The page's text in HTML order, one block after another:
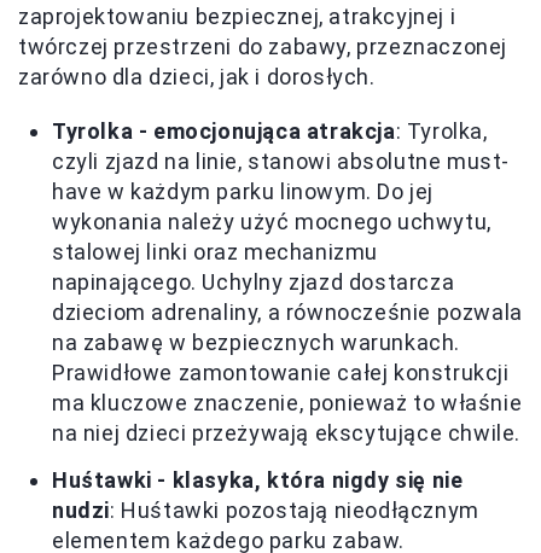
zaprojektowaniu bezpiecznej, atrakcyjnej i
twórczej przestrzeni do zabawy, przeznaczonej
zarówno dla dzieci, jak i dorosłych.
Tyrolka - emocjonująca atrakcja: Tyrolka,
czyli zjazd na linie, stanowi absolutne must-
have w każdym parku linowym. Do jej
wykonania należy użyć mocnego uchwytu,
stalowej linki oraz mechanizmu
napinającego. Uchylny zjazd dostarcza
dzieciom adrenaliny, a równocześnie pozwala
na zabawę w bezpiecznych warunkach.
Prawidłowe zamontowanie całej konstrukcji
ma kluczowe znaczenie, ponieważ to właśnie
na niej dzieci przeżywają ekscytujące chwile.
Huśtawki - klasyka, która nigdy się nie
nudzi: Huśtawki pozostają nieodłącznym
elementem każdego parku zabaw.